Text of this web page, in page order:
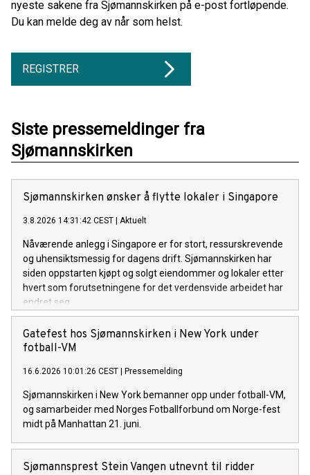
nyeste sakene fra Sjømannskirken på e-post fortløpende.
Du kan melde deg av når som helst.
REGISTRER
Siste pressemeldinger fra
Sjømannskirken
Sjømannskirken ønsker å flytte lokaler i Singapore
3.8.2026 14:31:42 CEST | Aktuelt
Nåværende anlegg i Singapore er for stort, ressurskrevende
og uhensiktsmessig for dagens drift. Sjømannskirken har
siden oppstarten kjøpt og solgt eiendommer og lokaler etter
hvert som forutsetningene for det verdensvide arbeidet har
endret seg.
Gatefest hos Sjømannskirken i New York under
fotball-VM
16.6.2026 10:01:26 CEST | Pressemelding
Sjømannskirken i New York bemanner opp under fotball-VM,
og samarbeider med Norges Fotballforbund om Norge-fest
midt på Manhattan 21. juni.
Sjømannsprest Stein Vangen utnevnt til ridder